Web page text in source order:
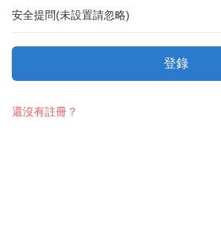
安全提問(未設置請忽略)
登錄
還沒有註冊？